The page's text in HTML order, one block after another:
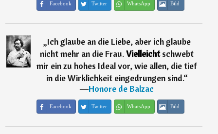
Facebook Twitter WhatsApp Bild
„Ich glaube an die Liebe, aber ich glaube
nicht mehr an die Frau.Vielleichtschwebt
mir ein zu hohes Ideal vor, wie allen, die tief
in die Wirklichkeit eingedrungen sind.“
―Honore de Balzac
Facebook Twitter WhatsApp Bild